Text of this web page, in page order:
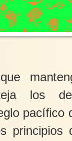
los
pacífico